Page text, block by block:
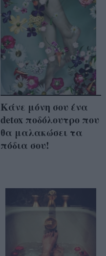
Κάνε μόνη σου ένα
detox ποδόλουτρο που
θα μαλακώσει τα
πόδια σου!